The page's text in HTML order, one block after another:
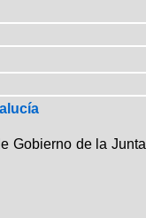
Gobierno de la